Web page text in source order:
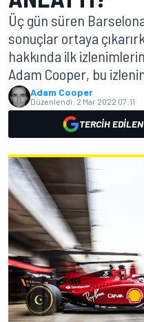
Üç gün süren
sonuçlar ortaya
hakkında ilk
Adam Cooper, bu
Adam Cooper
Düzenlendi: 2 Mar 2022 07:11
TERCIH